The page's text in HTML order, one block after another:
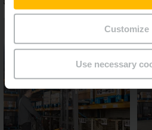
Customize
Use necessary